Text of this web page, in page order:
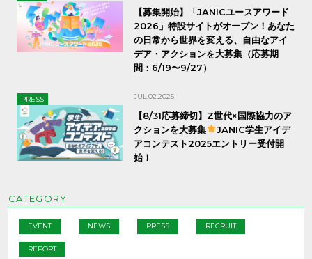
【募集開始】「JANICユースアワード
2026」特設サイトがオープン！あなた
の日常から世界を変える、自由なアイ
デア・アクションを大募集（応募期
間：6/19〜9/27）
PRESS JUL.02.2025
【8/31応募締切】Z世代×国際協力のア
クションを大募集
JANIC学生アイデ
アコンテスト2025エントリー受付開
始！
CATEGORY
EVENT NEWS PRESS RECRUIT
REPORT